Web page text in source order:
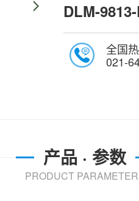
DLM-
全国
021-
产品 · 参数
PRODUCT